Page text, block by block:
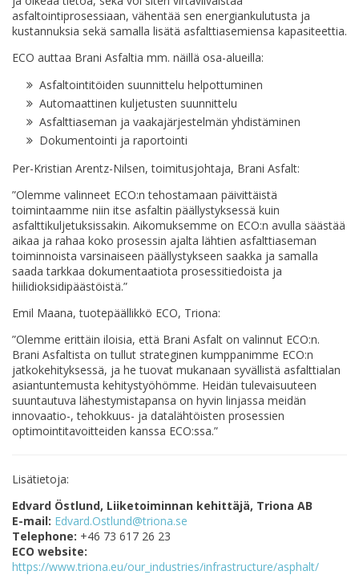
asfaltointiprosessiaan, vähentää sen energiankulutusta ja
kustannuksia sekä samalla lisätä asfalttiasemiensa kapasiteettia.
ECO auttaa Brani Asfaltia mm. näillä osa-alueilla:
Asfaltointitöiden suunnittelu helpottuminen
Automaattinen kuljetusten suunnittelu
Asfalttiaseman ja vaakajärjestelmän yhdistäminen
Dokumentointi ja raportointi
Per-Kristian Arentz-Nilsen, toimitusjohtaja, Brani Asfalt:
”Olemme valinneet ECO:n tehostamaan päivittäistä
toimintaamme niin itse asfaltin päällystyksessä kuin
asfalttikuljetuksissakin. Aikomuksemme on ECO:n avulla säästää
aikaa ja rahaa koko prosessin ajalta lähtien asfalttiaseman
toiminnoista varsinaiseen päällystykseen saakka ja samalla
saada tarkkaa dokumentaatiota prosessitiedoista ja
hiilidioksidipäästöistä.”
Emil Maana, tuotepäällikkö ECO, Triona:
”Olemme erittäin iloisia, että Brani Asfalt on valinnut ECO:n.
Brani Asfaltista on tullut strateginen kumppanimme ECO:n
jatkokehityksessä, ja he tuovat mukanaan syvällistä asfalttialan
asiantuntemusta kehitystyöhömme. Heidän tulevaisuuteen
suuntautuva lähestymistapansa on hyvin linjassa meidän
innovaatio-, tehokkuus- ja datalähtöisten prosessien
optimointitavoitteiden kanssa ECO:ssa.”
Lisätietoja:
Edvard Östlund, Liiketoiminnan kehittäjä, Triona AB
E-mail: Edvard.Ostlund@triona.se
Telephone: +46 73 617 26 23
ECO website:
https://www.triona.eu/our_industries/infrastructure/asphalt/